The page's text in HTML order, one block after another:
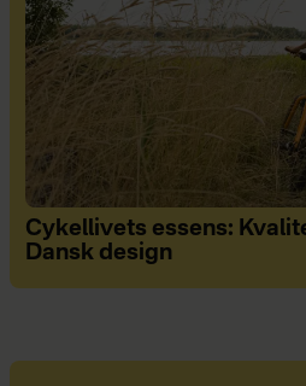
Cykellivets essens:
Dansk design